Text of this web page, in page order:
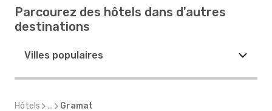
Parcourez des hôtels dans d'autres
destinations
Villes populaires
Hôtels ... Gramat